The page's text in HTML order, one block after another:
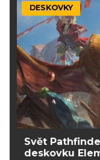
DESKOVKY
Svět
deskovku